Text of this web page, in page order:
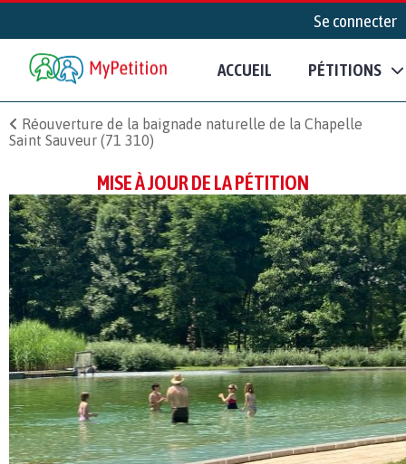
Se connecter
ACCUEIL PÉTITIONS
Réouverture de la baignade naturelle de la Chapelle
Saint Sauveur (71 310)
MISE À JOUR DE LA PÉTITION